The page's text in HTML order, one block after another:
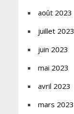
août 2023
juillet 2023
juin 2023
mai 2023
avril 2023
mars 2023